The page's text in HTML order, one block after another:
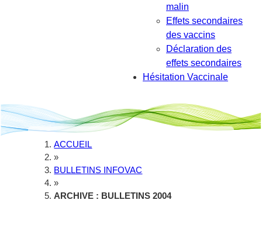
malin
Effets secondaires
des vaccins
Déclaration des
effets secondaires
Hésitation Vaccinale
ACCUEIL
»
BULLETINS INFOVAC
»
ARCHIVE : BULLETINS 2004